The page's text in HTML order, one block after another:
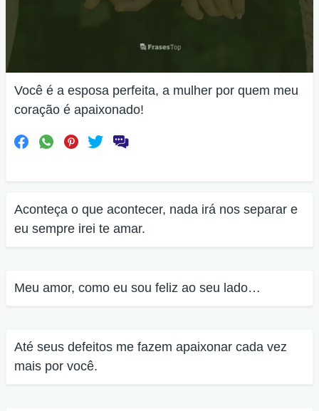
Você é a esposa perfeita, a mulher por quem meu
coração é apaixonado!
Aconteça o que acontecer, nada irá nos separar e
eu sempre irei te amar.
Meu amor, como eu sou feliz ao seu lado…
Até seus defeitos me fazem apaixonar cada vez
mais por você.